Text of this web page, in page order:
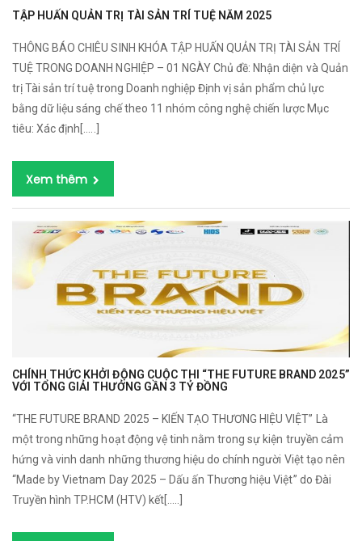
TẬP HUẤN QUẢN TRỊ TÀI SẢN TRÍ TUỆ NĂM 2025
THÔNG BÁO CHIÊU SINH KHÓA TẬP HUẤN QUẢN TRỊ TÀI SẢN TRÍ
TUỆ TRONG DOANH NGHIỆP – 01 NGÀY Chủ đề: Nhận diện và Quản
trị Tài sản trí tuệ trong Doanh nghiệp Định vị sản phẩm chủ lực
bằng dữ liệu sáng chế theo 11 nhóm công nghệ chiến lược Mục
tiêu: Xác định[…..]
Xem thêm
CHÍNH THỨC KHỞI ĐỘNG CUỘC THI “THE FUTURE BRAND 2025”
VỚI TỔNG GIẢI THƯỞNG GẦN 3 TỶ ĐỒNG
“THE FUTURE BRAND 2025 – KIẾN TẠO THƯƠNG HIỆU VIỆT” Là
một trong những hoạt động vệ tinh nằm trong sự kiện truyền cảm
hứng và vinh danh những thương hiệu do chính người Việt tạo nên
“Made by Vietnam Day 2025 – Dấu ấn Thương hiệu Việt” do Đài
Truyền hình TP.HCM (HTV) kết[…..]